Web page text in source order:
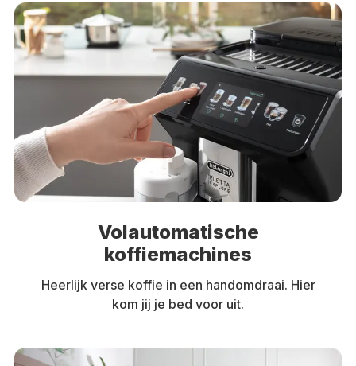
Volautomatische
koffiemachines
Heerlijk verse koffie in een handomdraai. Hier
kom jij je bed voor uit.